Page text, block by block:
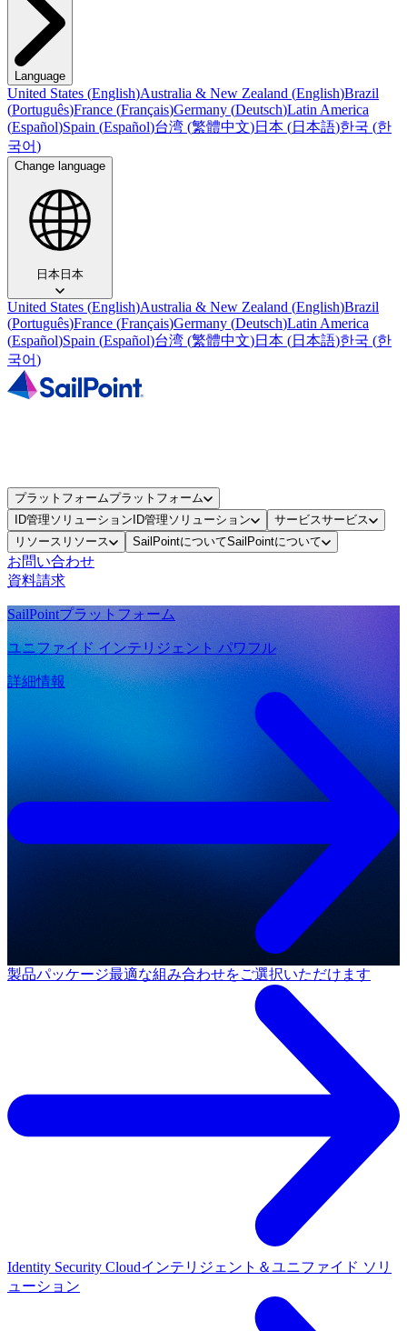
Language
United States (English)Australia & New Zealand (English)Brazil
(Português)France (Français)Germany (Deutsch)Latin America
(Español)Spain (Español)台湾 (繁體中文)日本 (日本語)한국 (한
국어)
Change language
日本日本
United States (English)Australia & New Zealand (English)Brazil
(Português)France (Français)Germany (Deutsch)Latin America
(Español)Spain (Español)台湾 (繁體中文)日本 (日本語)한국 (한
국어)
プラットフォームプラットフォーム
ID管理ソリューション ID管理ソリューション サービスサービス
リソース リソース SailPointについてSailPointについて
お問い合わせ
資料請求
SailPointプラットフォーム
ユニファイド インテリジェント パワフル
詳細情報
製品パッケージ最適な組み合わせをご選択いただけます
Identity Security Cloudインテリジェント＆ユニファイド ソリ
ューション